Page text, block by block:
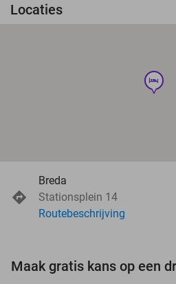
Locaties
hotel
Breda
Stationsplein 14
Routebeschrijving